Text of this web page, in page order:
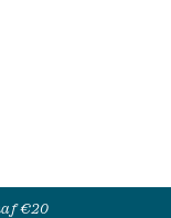
€20